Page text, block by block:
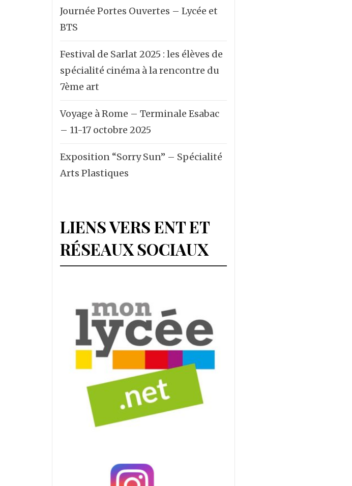
Journée Portes Ouvertes – Lycée et
BTS
Festival de Sarlat 2025 : les élèves de
spécialité cinéma à la rencontre du
7ème art
Voyage à Rome – Terminale Esabac
– 11-17 octobre 2025
Exposition “Sorry Sun” – Spécialité
Arts Plastiques
LIENS VERS ENT ET
RÉSEAUX SOCIAUX